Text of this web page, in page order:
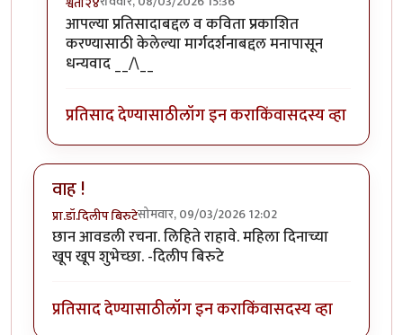
In reply toपरिस्थितीला भेदून आशावादी आणि
आपल्या प्रतिसादाबद्दल व कविता प्रकाशित
करण्यासाठी केलेल्या मार्गदर्शनाबद्दल मनापासून
धन्यवाद __/\__
प्रतिसाद देण्यासाठीलॉग इन कराकिंवासदस्य व्हा
वाह !
प्रा.डॉ.दिलीप बिरुटेसोमवार, 09/03/2026 12:02
छान आवडली रचना. लिहिते राहावे. महिला दिनाच्या
खूप खूप शुभेच्छा. -दिलीप बिरुटे
प्रतिसाद देण्यासाठीलॉग इन कराकिंवासदस्य व्हा